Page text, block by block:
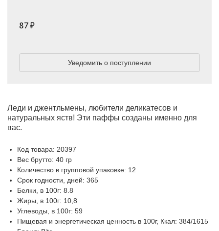
Леди и джентльмены, любители деликатесов и
натуральных яств! Эти паффы созданы именно для
вас.
Код товара: 20397
Вес брутто: 40 гр
Количество в групповой упаковке: 12
Срок годности, дней: 365
Белки, в 100г: 8.8
Жиры, в 100г: 10,8
Углеводы, в 100г: 59
Пищевая и энергетическая ценность в 100г, Ккал: 384/1615
87
Уведомить о поступлении